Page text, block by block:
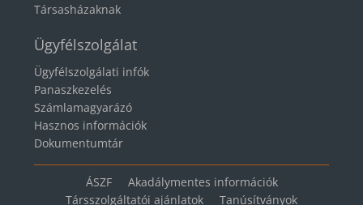
Társasházaknak
Ügyfélszolgálat
Ügyfélszolgálati infók
Panaszkezelés
Számlamagyarázó
Hasznos információk
Dokumentumtár
ÁSZF
Akadálymentes információk
Társszolgáltatói ajánlatok
Tanúsítványok